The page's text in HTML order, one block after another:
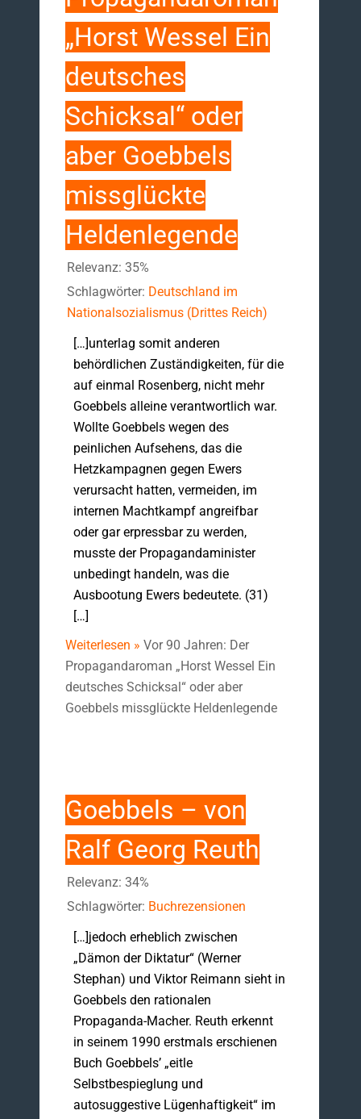
„Horst Wessel Ein
deutsches
Schicksal“ oder
aber Goebbels
missglückte
Heldenlegende
Relevanz: 35%
Schlagwörter: Deutschland im
Nationalsozialismus (Drittes Reich)
[…]unterlag somit anderen
behördlichen Zuständigkeiten, für die
auf einmal Rosenberg, nicht mehr
Goebbels alleine verantwortlich war.
Wollte Goebbels wegen des
peinlichen Aufsehens, das die
Hetzkampagnen gegen Ewers
verursacht hatten, vermeiden, im
internen Machtkampf angreifbar
oder gar erpressbar zu werden,
musste der Propagandaminister
unbedingt handeln, was die
Ausbootung Ewers bedeutete. (31)
[…]
Weiterlesen » Vor 90 Jahren: Der
Propagandaroman „Horst Wessel Ein
deutsches Schicksal“ oder aber
Goebbels missglückte Heldenlegende
Goebbels – von
Ralf Georg Reuth
Relevanz: 34%
Schlagwörter: Buchrezensionen
[…]jedoch erheblich zwischen
„Dämon der Diktatur“ (Werner
Stephan) und Viktor Reimann sieht in
Goebbels den rationalen
Propaganda-Macher. Reuth erkennt
in seinem 1990 erstmals erschienen
Buch Goebbels’ „eitle
Selbstbespieglung und
autosuggestive Lügenhaftigkeit“ im